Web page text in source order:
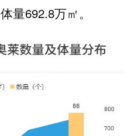
量692.8万㎡。